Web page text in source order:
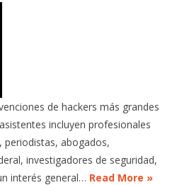
de hackers más grandes
incluyen profesionales
periodistas, abogados,
investigadores de seguridad,
interés general… Read More »